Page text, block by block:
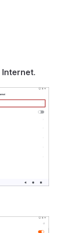
Internet.